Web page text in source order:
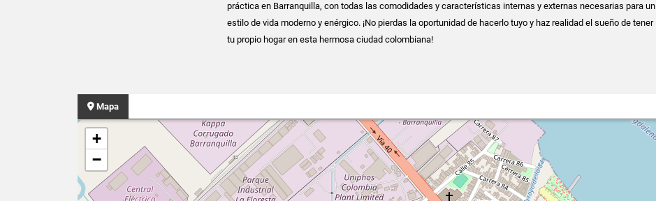
práctica en Barranquilla, con todas las comodidades y características internas y externas necesarias para un
estilo de vida moderno y enérgico. ¡No pierdas la oportunidad de hacerlo tuyo y haz realidad el sueño de tener
tu propio hogar en esta hermosa ciudad colombiana!
Mapa
+
−